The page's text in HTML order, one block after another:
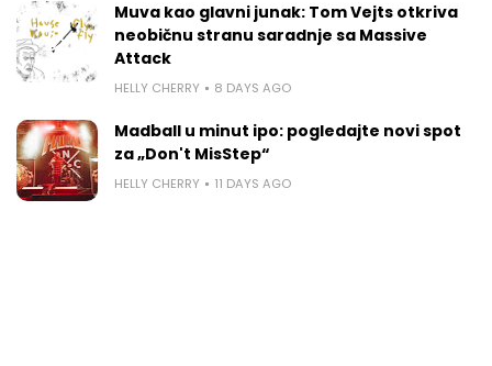
Muva kao glavni junak: Tom Vejts otkriva
neobičnu stranu saradnje sa Massive
Attack
HELLY CHERRY 8 DAYS AGO
Madball u minut ipo: pogledajte novi spot
za „Don't MisStep“
HELLY CHERRY 11 DAYS AGO